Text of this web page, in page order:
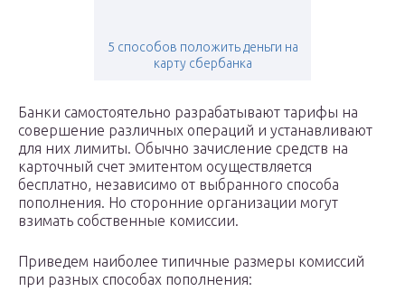
5 способов положить деньги на
карту сбербанка
Банки самостоятельно разрабатывают тарифы на
совершение различных операций и устанавливают
для них лимиты. Обычно зачисление средств на
карточный счет эмитентом осуществляется
бесплатно, независимо от выбранного способа
пополнения. Но сторонние организации могут
взимать собственные комиссии.
Приведем наиболее типичные размеры комиссий
при разных способах пополнения: